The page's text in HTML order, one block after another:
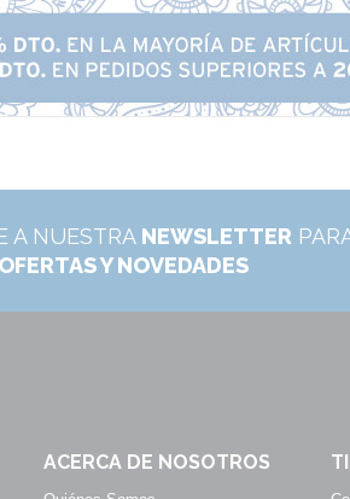
A NUESTRA NEWSLETTER
OFERTAS Y NOVEDADES
ACERCA DE NOSOTROS